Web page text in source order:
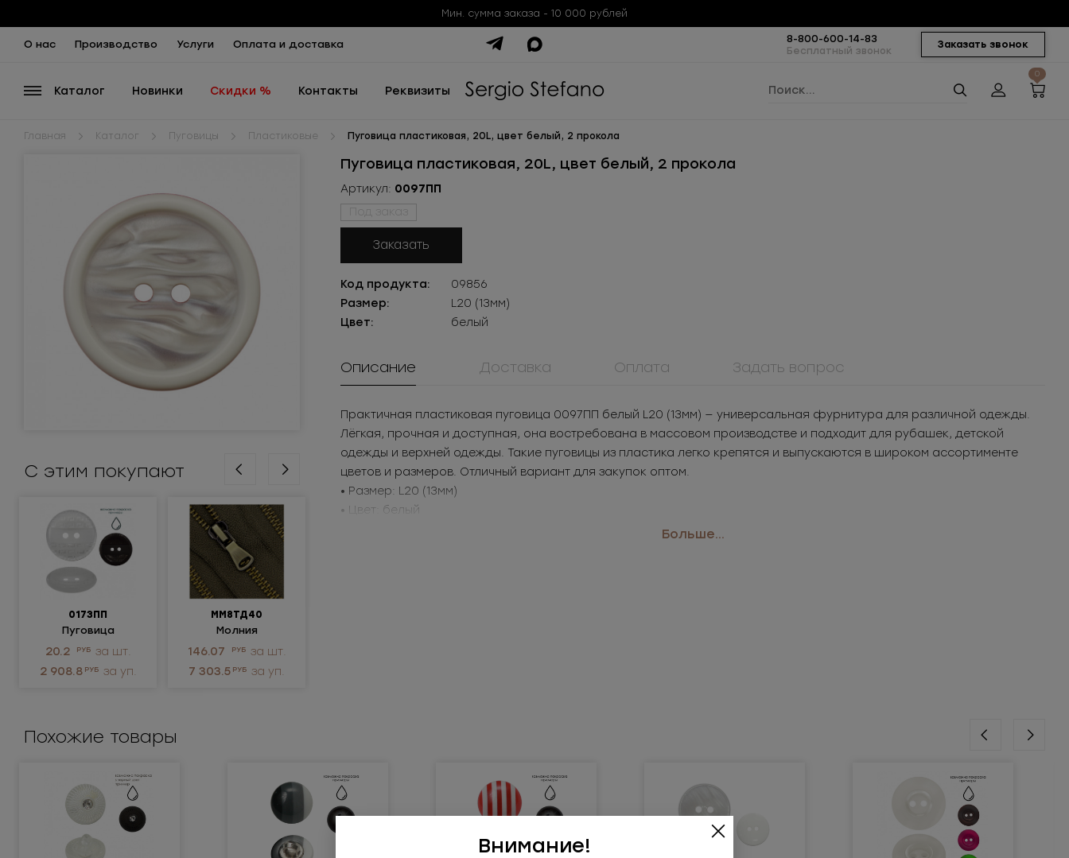
Мин. сумма заказа - 10 000 рублей
О нас Производство Услуги Оплата и доставка Заказать звонок
8-800-600-14-83
Бесплатный звонок
Каталог Новинки Скидки % Контакты Реквизиты
0
Главная Каталог Пуговицы Пластиковые Пуговица пластиковая, 20L, цвет белый, 2 прокола
С этим покупают
0173ПП
Пуговица
пластиковая
20.2 РУБ за шт.
2 908.8 РУБ за уп.
ММ8ТД40
Молния
металлическая
146.07 РУБ за шт.
7 303.5 РУБ за уп.
Пуговица пластиковая, 20L, цвет белый, 2 прокола
Артикул: 0097ПП
Под заказ
Заказать
Код продукта:
09856
Размер:
L20 (13мм)
Цвет:
белый
Описание Доставка Оплата Задать вопрос
Практичная пластиковая пуговица 0097ПП белый L20 (13мм) — универсальная фурнитура для различной одежды.
Лёгкая, прочная и доступная, она востребована в массовом производстве и подходит для рубашек, детской
одежды и верхней одежды. Такие пуговицы из пластика легко крепятся и выпускаются в широком ассортименте
цветов и размеров. Отличный вариант для закупок оптом.
• Размер: L20 (13мм)
• Цвет: белый
Применение: рубашки, детская одежда, верхняя одеждаБольше...
Похожие товары
Внимание!